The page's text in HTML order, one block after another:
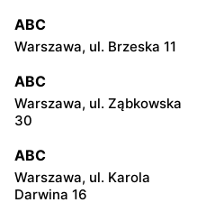
ABC
Warszawa, ul. Brzeska 11
ABC
Warszawa, ul. Ząbkowska
30
ABC
Warszawa, ul. Karola
Darwina 16